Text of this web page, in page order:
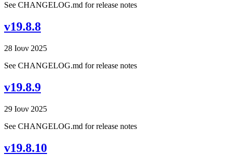
See CHANGELOG.md for release notes
v19.8.8
28 Ιουν 2025
See CHANGELOG.md for release notes
v19.8.9
29 Ιουν 2025
See CHANGELOG.md for release notes
v19.8.10